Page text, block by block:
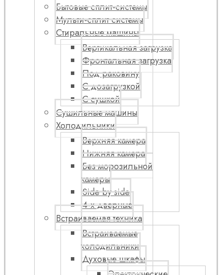
Бытовые сплит-системы
Мульти-сплит системы
Стиральные машины
Вертикальная загрузка
Фронтальная загрузка
Под раковину
С дозагрузкой
С сушкой
Сушильные машины
Холодильники
Верхняя камера
Нижняя камера
Без морозильной
камеры
Side by side
4-х дверные
Встраиваемая техника
Встраиваемые
холодильники
Духовые шкафы